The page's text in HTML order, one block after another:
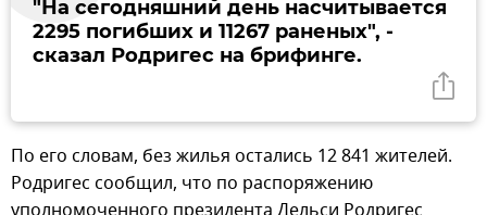
"На сегодняшний день насчитывается
2295 погибших и 11267 раненых", -
сказал Родригес на брифинге.
По его словам, без жилья остались 12 841 жителей.
Родригес сообщил, что по распоряжению